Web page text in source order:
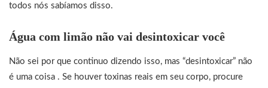
todos nós sabíamos disso.
Água com limão não vai desintoxicar você
Não sei por que continuo dizendo isso, mas “desintoxicar” não
é uma coisa . Se houver toxinas reais em seu corpo, procure